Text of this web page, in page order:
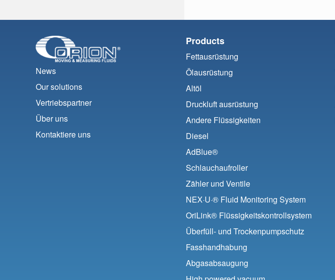
News
Our solutions
Vertriebspartner
Über uns
Kontaktiere uns
Products
Fettausrüstung
Ölausrüstung
Altöl
Druckluft ausrüstung
Andere Flüssigkeiten
Diesel
AdBlue®
Schlauchaufroller
Zähler und Ventile
NEX·U·® Fluid Monitoring System
OriLink® Flüssigkeitskontrollsystem
Überfüll- und Trockenpumpschutz
Fasshandhabung
Abgasabsaugung